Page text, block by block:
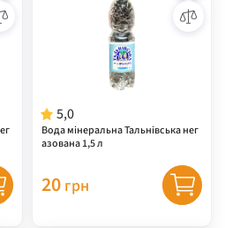
5,0
Вода мінеральна Тальнівська нег
азована 1,5 л
20 грн